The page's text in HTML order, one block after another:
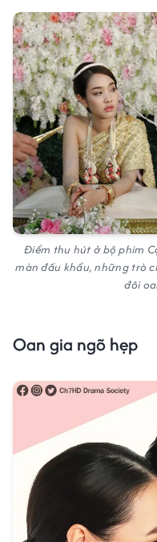
Điểm thu hút ở bộ phim
màn đấu khẩu, những trò
đôi
Oan gia ngõ hẹp